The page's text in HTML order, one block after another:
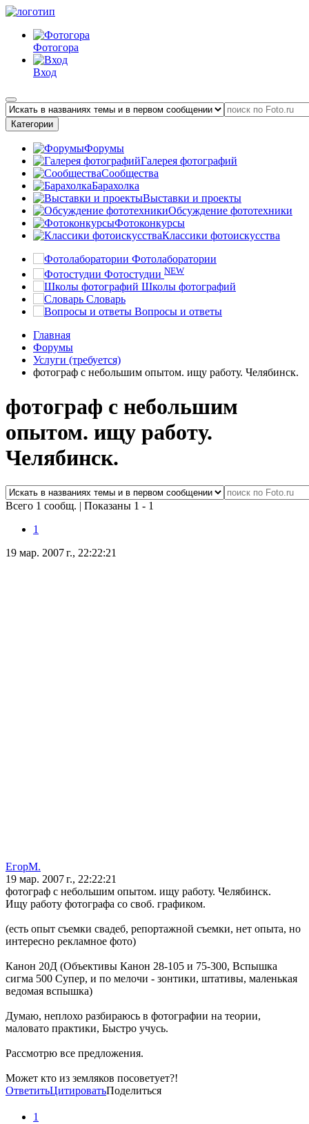
Фотогора
Вход
Категории
Форумы
Галерея фотографий
Сообщества
Барахолка
Выставки и проекты
Обсуждение фототехники
Фотоконкурсы
Классики фотоискусства
Фотолаборатории
Фотостудии NEW
Школы фотографий
Словарь
Вопросы и ответы
Главная
Форумы
Услуги (требуется)
фотограф с небольшим опытом. ищу работу. Челябинск.
фотограф с небольшим
опытом. ищу работу.
Челябинск.
Всего 1 сообщ. | Показаны 1 - 1
1
19 мар. 2007 г., 22:22:21
ЕгорМ.
19 мар. 2007 г., 22:22:21
фотограф с небольшим опытом. ищу работу. Челябинск.
Ищу работу фотографа со своб. графиком.
(есть опыт съемки свадеб, репортажной съемки, нет опыта, но
интересно рекламное фото)
Канон 20Д (Объективы Канон 28-105 и 75-300, Вспышка
сигма 500 Супер, и по мелочи - зонтики, штативы, маленькая
ведомая вспышка)
Думаю, неплохо разбираюсь в фотографии на теории,
маловато практики, Быстро учусь.
Рассмотрю все предложения.
Может кто из земляков посоветует?!
ОтветитьЦитироватьПоделиться
1